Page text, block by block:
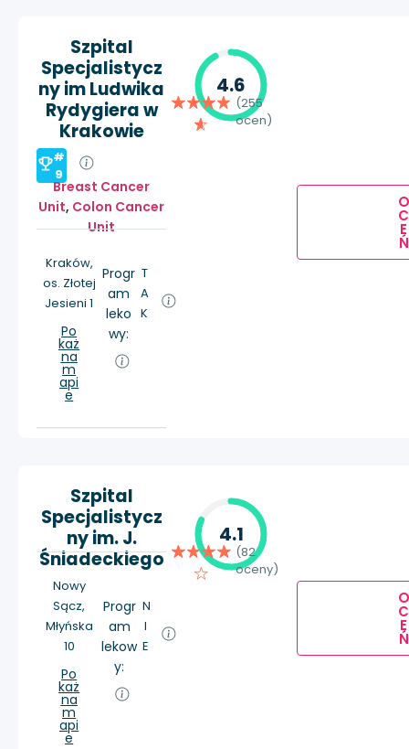
Szpital
Specjalistycz
ny im Ludwika
Rydygiera w
Krakowie
#
9
Breast Cancer
Unit, Colon Cancer
Unit
Kraków,
os. Złotej
Jesieni 1
Po
każ
na
m
api
e
Progr
am
leko
wy:
T
A
K
4.6
(255
ocen)
O
C
E
Ń
Szpital
Specjalistycz
ny im. J.
Śniadeckiego
Nowy
Sącz,
Młyńska
10
Po
każ
na
m
api
e
Progr
am
lekow
y:
N
I
E
4.1
(82
oceny)
O
C
E
Ń